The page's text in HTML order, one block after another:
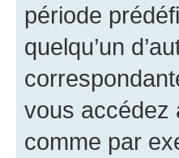
période
quelqu’un
vous accédez
comme par